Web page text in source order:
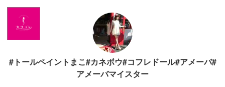
Home
News
出演情報
#トールペイントまこ#カネボウ#コフレドール#アメーバ#
アメーバマイスター